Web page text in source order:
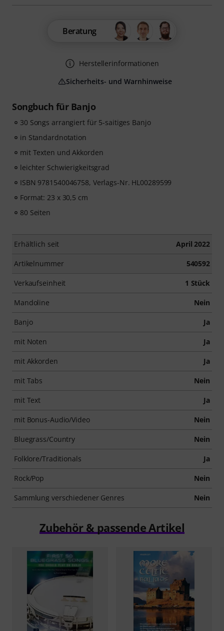
Songbuch für Banjo
30 Songs arrangiert für 5-saitiges Banjo
in Standardnotation
mit Texten und Akkorden
leichter Schwierigkeitsgrad
ISBN 9781540046758, Verlags-Nr. HL00289599
Format: 23 x 30,5 cm
80 Seiten
Erhältlich seit April 2022
Artikelnummer 540592
Verkaufseinheit 1 Stück
Mandoline Nein
Banjo Ja
mit Noten Ja
mit Akkorden Ja
mit Tabs Nein
mit Text Ja
mit Bonus-Audio/Video Nein
Bluegrass/Country Nein
Folklore/Traditionals Ja
Rock/Pop Nein
Sammlung verschiedener Genres Nein
Beratung
Herstellerinformationen
Sicherheits- und Warnhinweise
Zubehör & passende Artikel